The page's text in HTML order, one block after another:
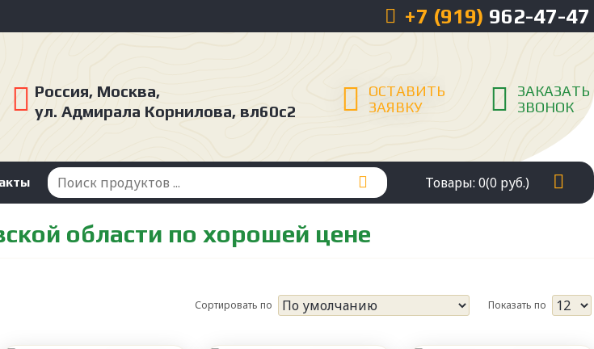
+7 (919) 962-47-47
Россия, Москва,
ул. Адмирала Корнилова, вл60с2
ОСТАВИТЬ
ЗАЯВКУ
ЗАКАЗАТЬ
ЗВОНОК
Товары: 0(0 руб.)
области по хорошей цене
Сортировать по Показать по